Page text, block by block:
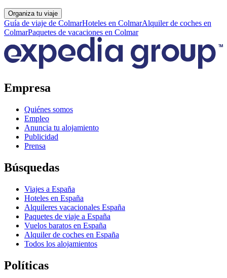
Organiza tu viaje
Guía de viaje de ColmarHoteles en ColmarAlquiler de coches en
ColmarPaquetes de vacaciones en Colmar
Empresa
Quiénes somos
Empleo
Anuncia tu alojamiento
Publicidad
Prensa
Búsquedas
Viajes a España
Hoteles en España
Alquileres vacacionales España
Paquetes de viaje a España
Vuelos baratos en España
Alquiler de coches en España
Todos los alojamientos
Políticas